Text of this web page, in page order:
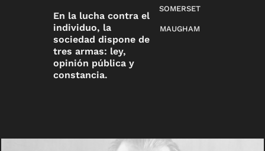
En la lucha contra el
individuo, la
sociedad dispone de
tres armas: ley,
opinión pública y
constancia.
SOMERSET
MAUGHAM